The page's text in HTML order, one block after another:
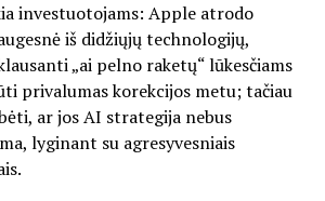
investuotojams: Apple atrodo
iš didžiųjų technologijų,
„ai pelno raketų“ lūkesčiams
privalumas korekcijos metu; tačiau
ar jos AI strategija nebus
lyginant su agresyvesniais